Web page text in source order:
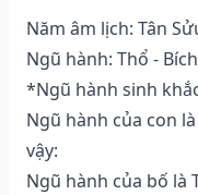
Năm âm lịch: Tân
Ngũ hành: Thổ -
*Ngũ hành sinh
Ngũ hành của con
vậy:
Ngũ hành của bố là